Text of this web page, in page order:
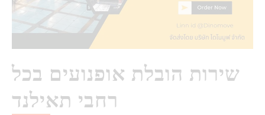
שירות הובלת אופנועים בכל
רחבי תאילנד